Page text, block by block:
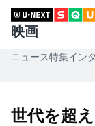
映画
ニュース特集イン
世代を超